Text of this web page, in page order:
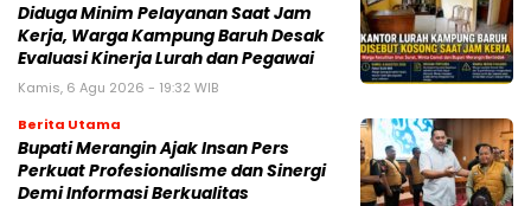
Diduga Minim Pelayanan Saat Jam
Kerja, Warga Kampung Baruh Desak
Evaluasi Kinerja Lurah dan Pegawai
Kamis, 6 Agu 2026 - 19:32 WIB
Berita Utama
Bupati Merangin Ajak Insan Pers
Perkuat Profesionalisme dan Sinergi
Demi Informasi Berkualitas